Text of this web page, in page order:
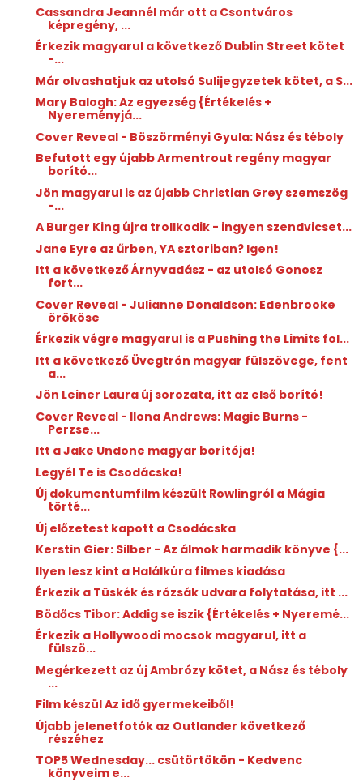
Cassandra Jeannél már ott a Csontváros
képregény, ...
Érkezik magyarul a következő Dublin Street kötet
-...
Már olvashatjuk az utolsó Sulijegyzetek kötet, a S...
Mary Balogh: Az ​egyezség {Értékelés +
Nyereményjá...
Cover Reveal - Böszörményi Gyula: Nász és téboly
Befutott egy újabb Armentrout regény magyar
borító...
Jön magyarul is az újabb Christian Grey szemszög
-...
A Burger King újra trollkodik - ingyen szendvicset...
Jane Eyre az űrben, YA sztoriban? Igen!
Itt a következő Árnyvadász - az utolsó Gonosz
fort...
Cover Reveal - Julianne Donaldson: Edenbrooke
örököse
Érkezik végre magyarul is a Pushing the Limits fol...
Itt a következő Üvegtrón magyar fülszövege, fent
a...
Jön Leiner Laura új sorozata, itt az első borító!
Cover Reveal - Ilona Andrews: Magic Burns -
Perzse...
Itt a Jake Undone magyar borítója!
Legyél Te is Csodácska!
Új dokumentumfilm készült Rowlingról a Mágia
törté...
Új előzetest kapott a Csodácska
Kerstin Gier: Silber - Az ​álmok harmadik könyve {...
Ilyen lesz kint a Halálkúra filmes kiadása
Érkezik a Tüskék és rózsák udvara folytatása, itt ...
Bödőcs Tibor: Addig ​se iszik {Értékelés + Nyeremé...
Érkezik a Hollywoodi mocsok magyarul, itt a
fülszö...
Megérkezett az új Ambrózy kötet, a Nász és téboly
...
Film készül Az idő gyermekeiből!
Újabb jelenetfotók az Outlander következő
részéhez
TOP5 Wednesday... csütörtökön - Kedvenc
könyveim e...